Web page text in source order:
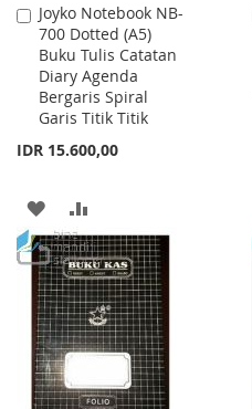
Joyko Notebook NB-
700 Dotted (A5)
Buku Tulis Catatan
Diary Agenda
Bergaris Spiral
Garis Titik Titik
IDR 15.600,00
Add
to
Cart
ADD
TO
WISH
LIST
TO
COMPARE